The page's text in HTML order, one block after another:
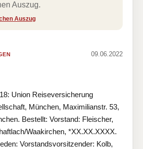
Auszug.
Auszug
09.06.2022
Union Reiseversicherung
München, Maximilianstr. 53,
Bestellt: Vorstand: Fleischer,
Waakirchen, *XX.XX.XXXX.
Vorstandsvorsitzender: Kolb,